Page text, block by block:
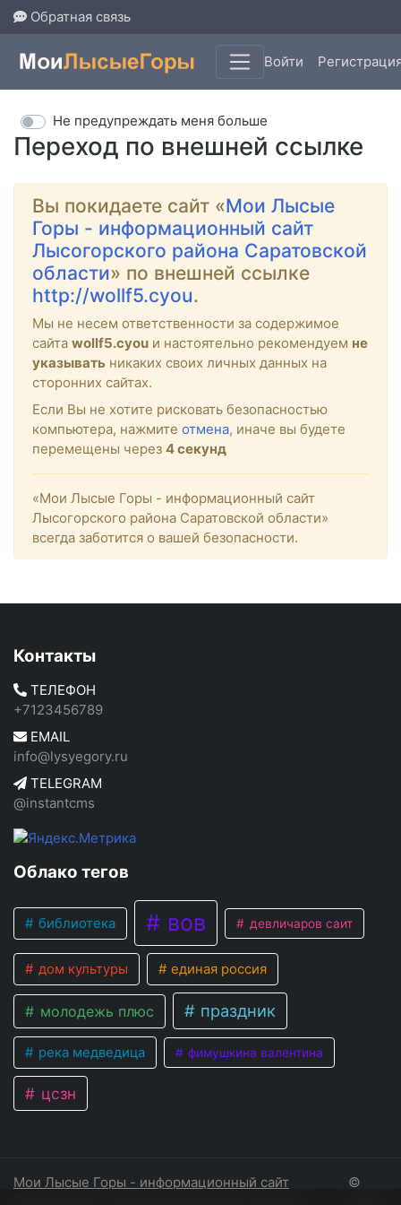
Обратная связь
Войти
Переход по внешней ссылке
Не предупреждать меня больше
Вы покидаете сайт «Мои Лысые
Горы - информационный сайт
Лысогорского района Саратовской
области» по внешней ссылке
http://wollf5.cyou.
Мы не несем ответственности за содержимое
сайта wollf5.cyou и настоятельно рекомендуем не
указывать никаких своих личных данных на
сторонних сайтах.
Если Вы не хотите рисковать безопасностью
компьютера, нажмите отмена, иначе вы будете
перемещены через 4секунд
«Мои Лысые Горы - информационный сайт
Лысогорского района Саратовской области»
всегда заботится о вашей безопасности.
Контакты
ТЕЛЕФОН
+7123456789
EMAIL
info@lysyegory.ru
TELEGRAM
@instantcms
Облако тегов
библиотека вов девличаров саит
дом культуры единая россия
молодежь плюс праздник
река медведица фимушкина валентина
цсзн
Мои Лысые Горы - информационный сайт
©